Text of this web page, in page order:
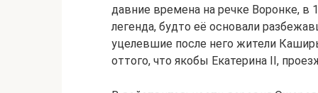
давние времена на речке Воронке,
легенда, будто её основали
уцелевшие после него жители
оттого, что якобы Екатерина II,